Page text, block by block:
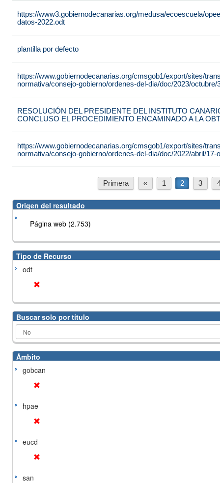
https://www3.gobiernodecanarias.org/medusa/ecoescuela/
datos-2022.odt
plantilla por defecto
https://www.gobiernodecanarias.org/cmsgob1/export/sites/
normativa/consejo-gobierno/ordenes-del-dia/doc/2023/
RESOLUCIÓN DEL PRESIDENTE DEL INSTITUTO
CONCLUSO EL PROCEDIMIENTO ENCAMINADO A LA
https://www.gobiernodecanarias.org/cmsgob1/export/sites/
normativa/consejo-gobierno/ordenes-del-dia/doc/2022/abril/17-
Primera « 1 2 3
Origen del resultado
Página web (2.753)
Tipo de Recurso
odt
Buscar solo por título
Ámbito
gobcan
hpae
eucd
san